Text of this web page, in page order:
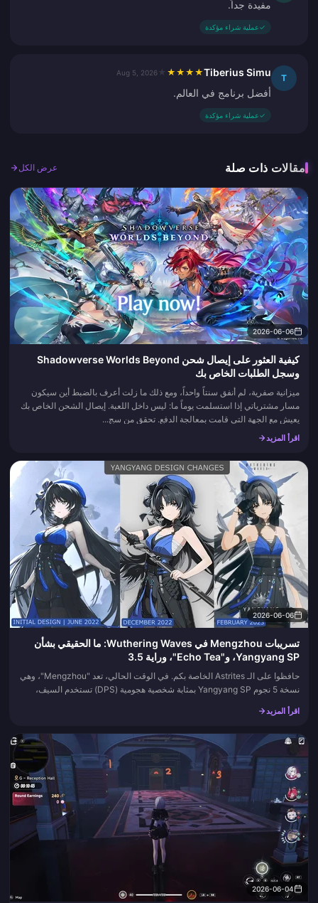
مفيدة جداً.
✓عملية شراء مؤكدة
T
Tiberius Simu
★
★
★
★
Aug 5, 2026
أفضل برنامج في العالم.
✓عملية شراء مؤكدة
مقالات ذات صلة عرض الكل
2026-06-06
كيفية العثور على إيصال شحن Shadowverse Worlds Beyond
وسجل الطلبات الخاص بك
ميزانية صفرية، لم أنفق سنتاً واحداً، ومع ذلك ما زلت أعرف بالضبط أين سيكون
مسار مشترياتي إذا استسلمت يوماً ما: ليس داخل اللعبة. إيصال الشحن الخاص بك
يعيش مع الجهة التي قامت بمعالجة الدفع. تحقق من سج...
اقرأ المزيد
2026-06-06
تسريبات Mengzhou في Wuthering Waves: ما الحقيقي بشأن
Yangyang SP، و"Echo Tea"، وراية 3.5
حافظوا على الـ Astrites الخاصة بكم. في الوقت الحالي، تعد "Mengzhou"، وهي
نسخة 5 نجوم Yangyang SP بمثابة شخصية هجومية (DPS) تستخدم السيف،
اقرأ المزيد
2026-06-04